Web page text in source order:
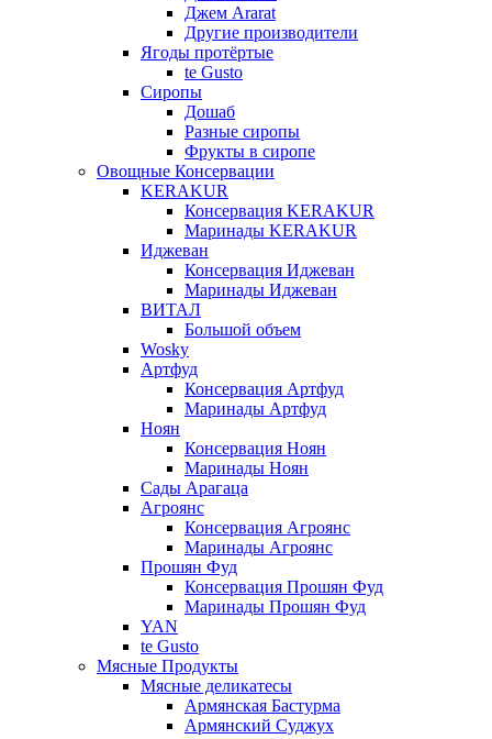
Джем Ararat
Другие производители
Ягоды протёртые
te Gusto
Сиропы
Дошаб
Разные сиропы
Фрукты в сиропе
Овощные Консервации
KERAKUR
Консервация KERAKUR
Маринады KERAKUR
Иджеван
Консервация Иджеван
Маринады Иджеван
ВИТАЛ
Большой объем
Wosky
Артфуд
Консервация Артфуд
Маринады Артфуд
Ноян
Консервация Ноян
Маринады Ноян
Сады Арагаца
Агроянс
Консервация Агроянс
Маринады Агроянс
Прошян Фуд
Консервация Прошян Фуд
Маринады Прошян Фуд
YAN
te Gusto
Мясные Продукты
Мясные деликатесы
Армянская Бастурма
Армянский Суджух